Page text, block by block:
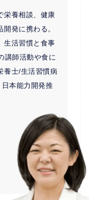
栄養相談、健康
発に携わる。
生活習慣と食事
講師活動や食に
養士/生活習慣病
本能力開発推